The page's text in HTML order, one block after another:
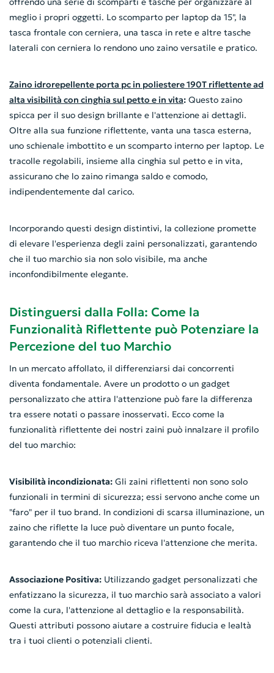
meglio i propri oggetti. Lo scomparto per laptop da 15", la
tasca frontale con cerniera, una tasca in rete e altre tasche
laterali con cerniera lo rendono uno zaino versatile e pratico.
Zaino idrorepellente porta pc in poliestere 190T riflettente ad
alta visibilità con cinghia sul petto e in vita: Questo zaino
spicca per il suo design brillante e l'attenzione ai dettagli.
Oltre alla sua funzione riflettente, vanta una tasca esterna,
uno schienale imbottito e un scomparto interno per laptop. Le
tracolle regolabili, insieme alla cinghia sul petto e in vita,
assicurano che lo zaino rimanga saldo e comodo,
indipendentemente dal carico.
Incorporando questi design distintivi, la collezione promette
di elevare l'esperienza degli zaini personalizzati, garantendo
che il tuo marchio sia non solo visibile, ma anche
inconfondibilmente elegante.
Distinguersi dalla Folla: Come la
Funzionalità Riflettente può Potenziare la
Percezione del tuo Marchio
In un mercato affollato, il differenziarsi dai concorrenti
diventa fondamentale. Avere un prodotto o un gadget
personalizzato che attira l'attenzione può fare la differenza
tra essere notati o passare inosservati. Ecco come la
funzionalità riflettente dei nostri zaini può innalzare il profilo
del tuo marchio:
Visibilità incondizionata: Gli zaini riflettenti non sono solo
funzionali in termini di sicurezza; essi servono anche come un
"faro" per il tuo brand. In condizioni di scarsa illuminazione, un
zaino che riflette la luce può diventare un punto focale,
garantendo che il tuo marchio riceva l'attenzione che merita.
Associazione Positiva: Utilizzando gadget personalizzati che
enfatizzano la sicurezza, il tuo marchio sarà associato a valori
come la cura, l'attenzione al dettaglio e la responsabilità.
Questi attributi possono aiutare a costruire fiducia e lealtà
tra i tuoi clienti o potenziali clienti.